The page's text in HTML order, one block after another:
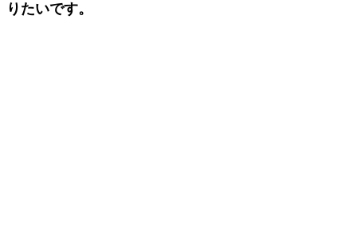
りたいです。